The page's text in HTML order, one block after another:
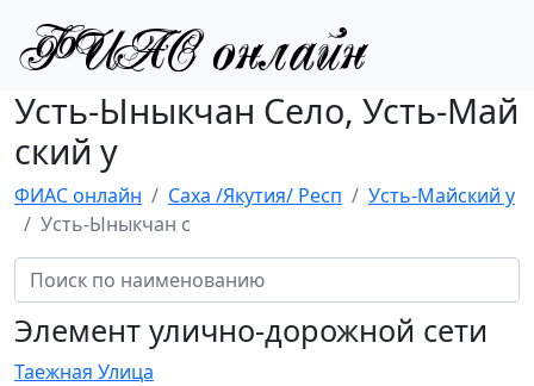
Усть-Ыныкчан Село, Усть-Май
ский у
ФИАС онлайн Саха /Якутия/ Респ
Усть-Майский у
Усть-Ыныкчан с
Элемент улично-дорожной сети
Таежная Улица